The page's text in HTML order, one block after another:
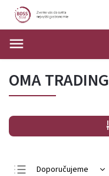
OMA TRADING
Doporučujeme